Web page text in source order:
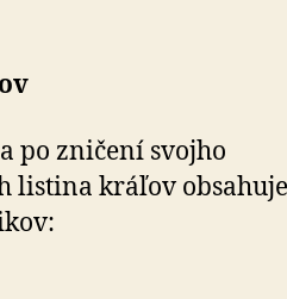
po zničení svojho
listina kráľov obsahuje